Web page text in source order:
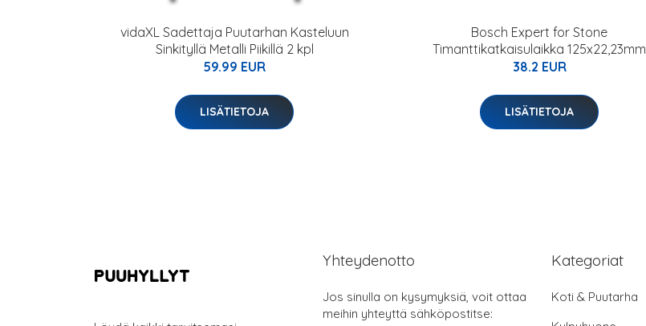
vidaXL Sadettaja Puutarhan Kasteluun
Sinkityllä Metalli Piikillä 2 kpl
59.99 EUR
LISÄTIETOJA
Bosch Expert for Stone
Timanttikatkaisulaikka 125x22,23mm
38.2 EUR
LISÄTIETOJA
Yhteydenotto
Jos sinulla on kysymyksiä, voit ottaa
meihin yhteyttä sähköpostitse:
Kategoriat
Koti & Puutarha